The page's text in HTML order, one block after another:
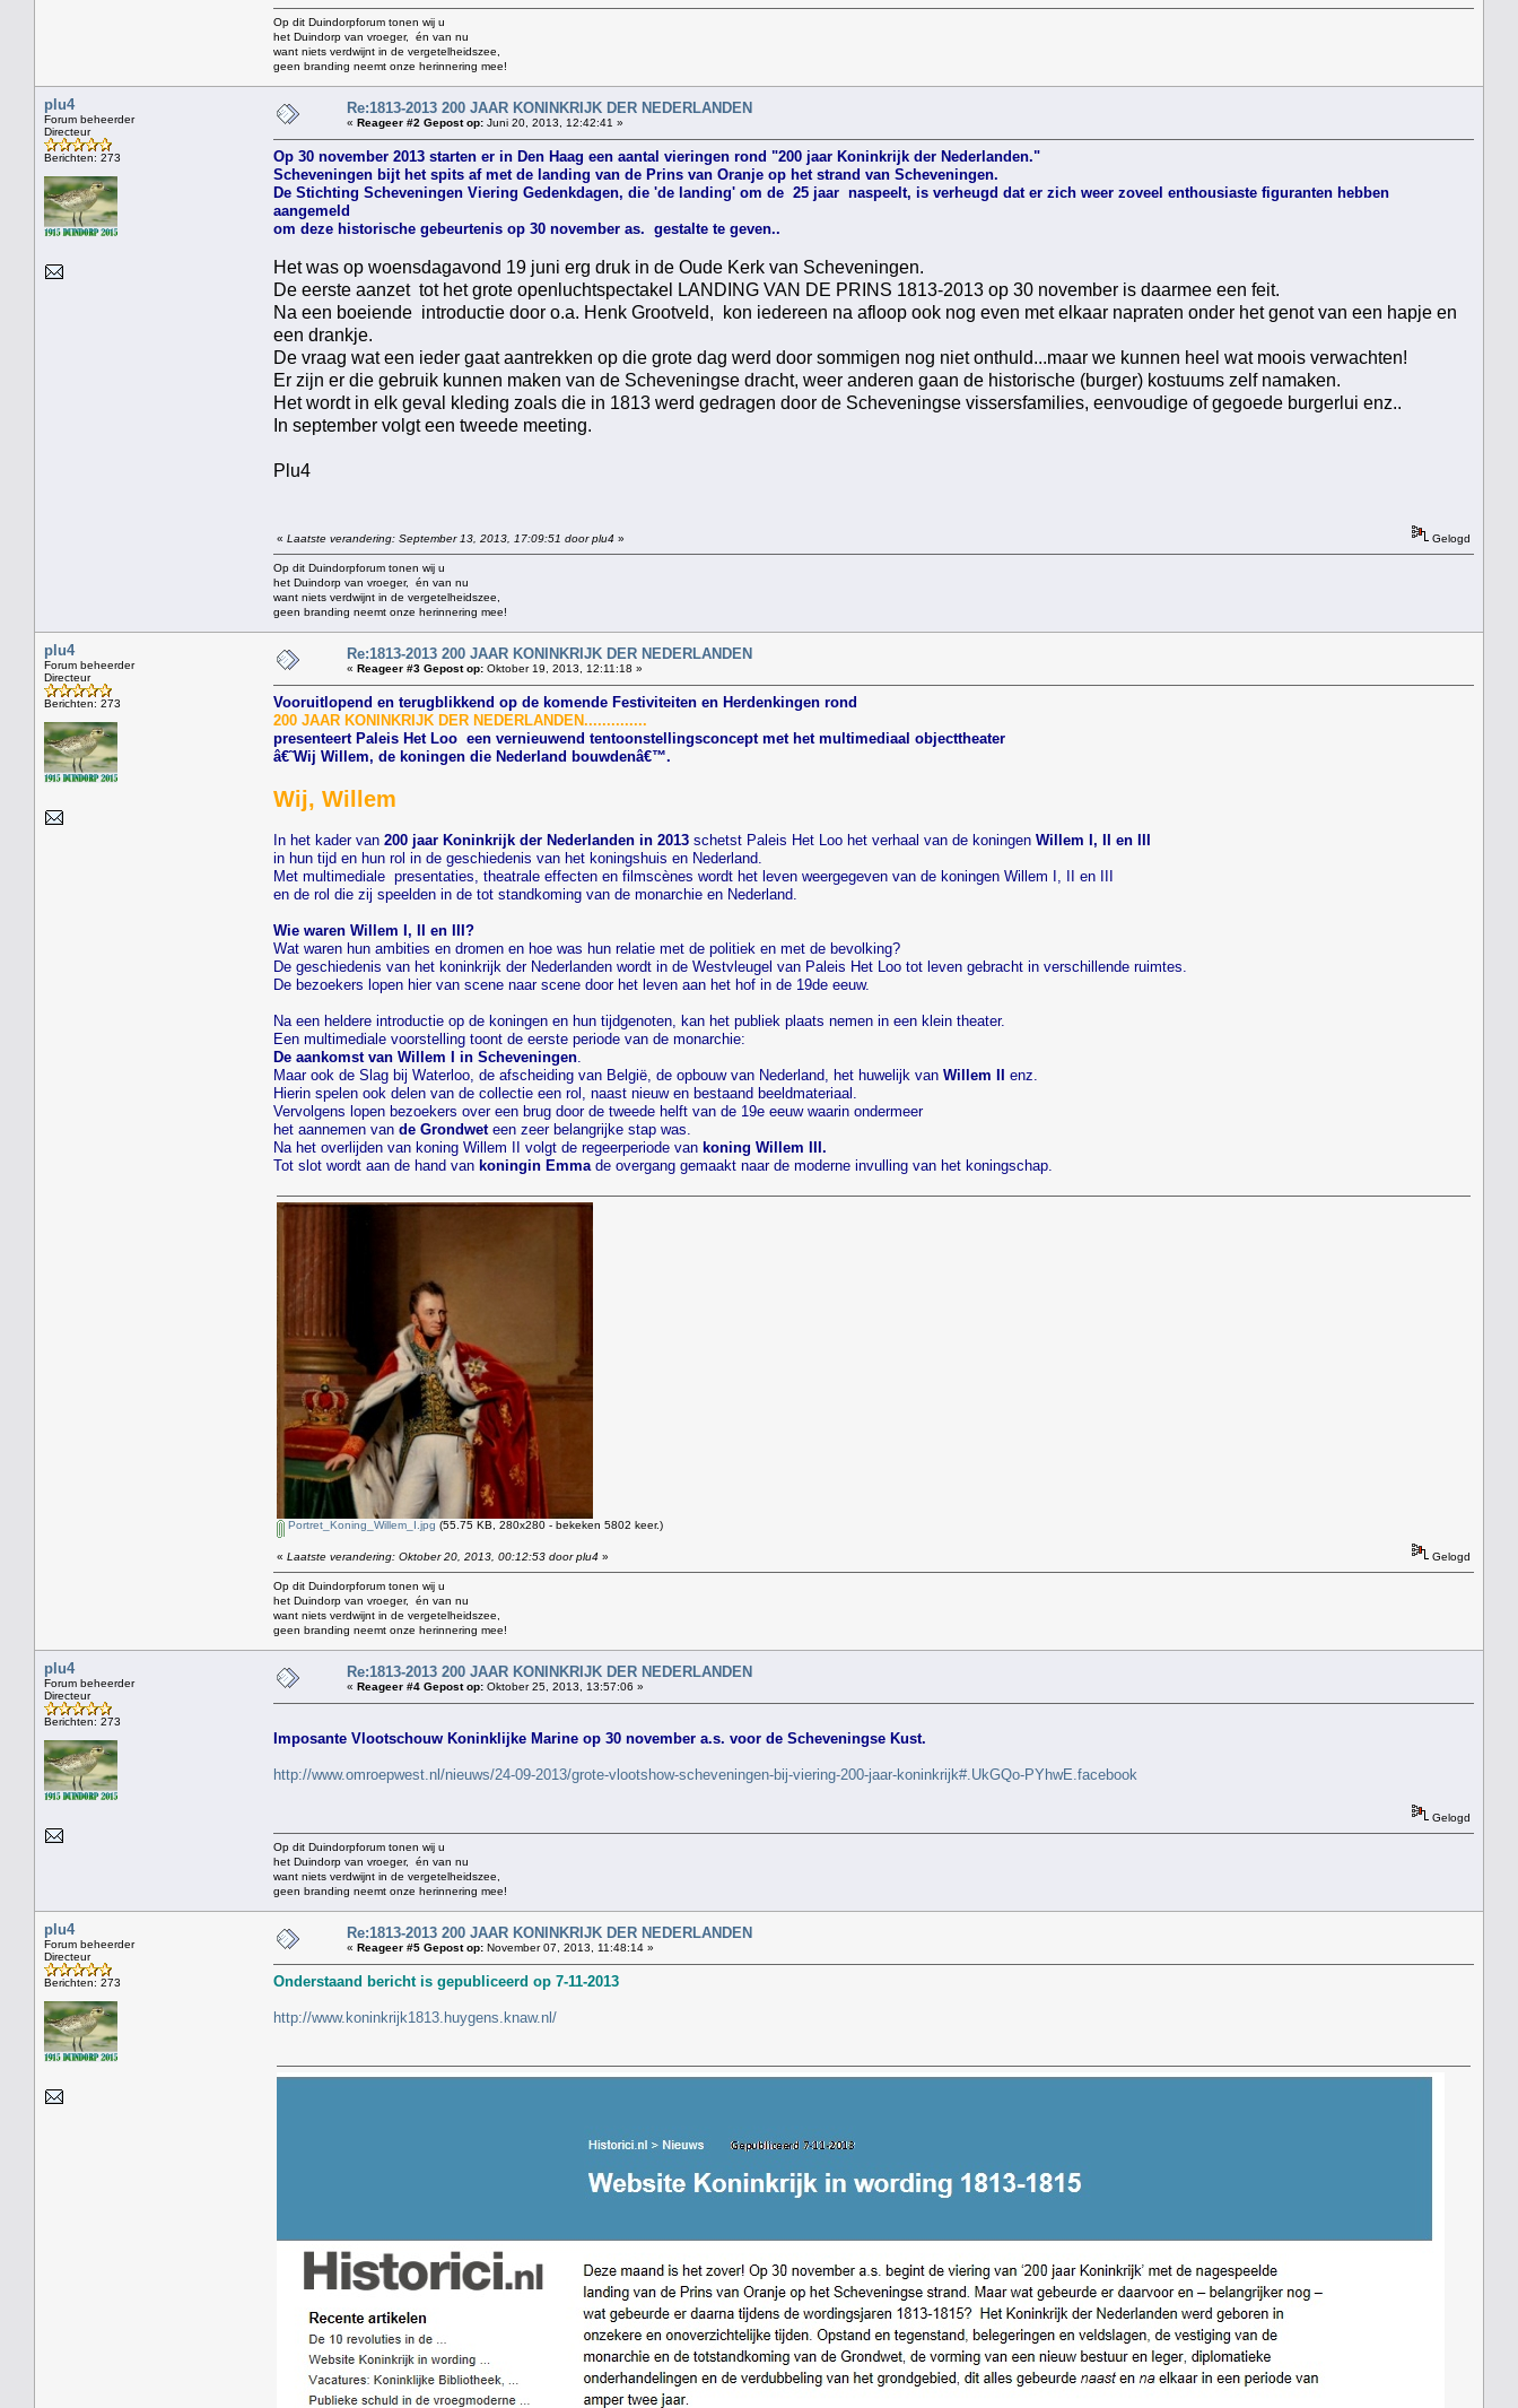
Op dit Duindorpforum tonen wij u
het Duindorp van vroeger, én van nu
want niets verdwijnt in de vergetelheidszee,
geen branding neemt onze herinnering mee!
plu4
Forum beheerder
Directeur
Berichten: 273
Re:1813-2013 200 JAAR KONINKRIJK DER NEDERLANDEN
« Reageer #2 Gepost op: Juni 20, 2013, 12:42:41 »
Op 30 november 2013 starten er in Den Haag een aantal vieringen rond "200 jaar Koninkrijk der Nederlanden."
Scheveningen bijt het spits af met de landing van de Prins van Oranje op het strand van Scheveningen.
De Stichting Scheveningen Viering Gedenkdagen, die 'de landing' om de 25 jaar naspeelt, is verheugd dat er zich weer zoveel enthousiaste figuranten hebben
aangemeld
om deze historische gebeurtenis op 30 november as. gestalte te geven..
Het was op woensdagavond 19 juni erg druk in de Oude Kerk van Scheveningen.
De eerste aanzet tot het grote openluchtspectakel LANDING VAN DE PRINS 1813-2013 op 30 november is daarmee een feit.
Na een boeiende introductie door o.a. Henk Grootveld, kon iedereen na afloop ook nog even met elkaar napraten onder het genot van een hapje en
een drankje.
De vraag wat een ieder gaat aantrekken op die grote dag werd door sommigen nog niet onthuld...maar we kunnen heel wat moois verwachten!
Er zijn er die gebruik kunnen maken van de Scheveningse dracht, weer anderen gaan de historische (burger) kostuums zelf namaken.
Het wordt in elk geval kleding zoals die in 1813 werd gedragen door de Scheveningse vissersfamilies, eenvoudige of gegoede burgerlui enz..
In september volgt een tweede meeting.
Plu4
« Laatste verandering: September 13, 2013, 17:09:51 door plu4 » Gelogd
Op dit Duindorpforum tonen wij u
het Duindorp van vroeger, én van nu
want niets verdwijnt in de vergetelheidszee,
geen branding neemt onze herinnering mee!
plu4
Forum beheerder
Directeur
Berichten: 273
Re:1813-2013 200 JAAR KONINKRIJK DER NEDERLANDEN
« Reageer #3 Gepost op: Oktober 19, 2013, 12:11:18 »
Vooruitlopend en terugblikkend op de komende Festiviteiten en Herdenkingen rond
200 JAAR KONINKRIJK DER NEDERLANDEN..............
presenteert Paleis Het Loo een vernieuwend tentoonstellingsconcept met het multimediaal objecttheater
â€˜Wij Willem, de koningen die Nederland bouwdenâ€™.
Wij, Willem
In het kader van 200 jaar Koninkrijk der Nederlanden in 2013 schetst Paleis Het Loo het verhaal van de koningen Willem I, II en III
in hun tijd en hun rol in de geschiedenis van het koningshuis en Nederland.
Met multimediale presentaties, theatrale effecten en filmscènes wordt het leven weergegeven van de koningen Willem I, II en III
en de rol die zij speelden in de tot standkoming van de monarchie en Nederland.
Wie waren Willem I, II en III?
Wat waren hun ambities en dromen en hoe was hun relatie met de politiek en met de bevolking?
De geschiedenis van het koninkrijk der Nederlanden wordt in de Westvleugel van Paleis Het Loo tot leven gebracht in verschillende ruimtes.
De bezoekers lopen hier van scene naar scene door het leven aan het hof in de 19de eeuw.
Na een heldere introductie op de koningen en hun tijdgenoten, kan het publiek plaats nemen in een klein theater.
Een multimediale voorstelling toont de eerste periode van de monarchie:
De aankomst van Willem I in Scheveningen
Maar ook de Slag bij Waterloo, de afscheiding van België, de opbouw van Nederland, het huwelijk van Willem II enz.
Hierin spelen ook delen van de collectie een rol, naast nieuw en bestaand beeldmateriaal.
Vervolgens lopen bezoekers over een brug door de tweede helft van de 19e eeuw waarin ondermeer
het aannemen van de Grondweteen zeer belangrijke stap was.
Na het overlijden van koning Willem II volgt de regeerperiode van koning Willem III.
Tot slot wordt aan de hand van koningin Emma de overgang gemaakt naar de moderne invulling van het koningschap.
Portret_Koning_Willem_I.jpg (55.75 KB, 280x280 - bekeken 5802 keer.)
« Laatste verandering: Oktober 20, 2013, 00:12:53 door plu4 » Gelogd
Op dit Duindorpforum tonen wij u
het Duindorp van vroeger, én van nu
want niets verdwijnt in de vergetelheidszee,
geen branding neemt onze herinnering mee!
plu4
Forum beheerder
Directeur
Berichten: 273
Re:1813-2013 200 JAAR KONINKRIJK DER NEDERLANDEN
« Reageer #4 Gepost op: Oktober 25, 2013, 13:57:06 »
Imposante Vlootschouw Koninklijke Marine op 30 november a.s. voor de Scheveningse Kust.
http://www.omroepwest.nl/nieuws/24-09-2013/grote-vlootshow-scheveningen-bij-viering-200-jaar-koninkrijk#.UkGQo-PYhwE.facebook
Gelogd
Op dit Duindorpforum tonen wij u
het Duindorp van vroeger, én van nu
want niets verdwijnt in de vergetelheidszee,
geen branding neemt onze herinnering mee!
plu4
Forum beheerder
Directeur
Berichten: 273
Re:1813-2013 200 JAAR KONINKRIJK DER NEDERLANDEN
« Reageer #5 Gepost op: November 07, 2013, 11:48:14 »
Onderstaand bericht is gepubliceerd op 7-11-2013
http://www.koninkrijk1813.huygens.knaw.nl/